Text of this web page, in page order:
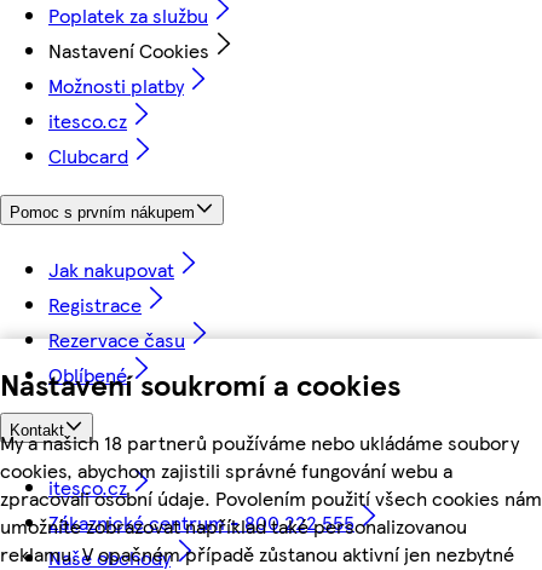
Nastavení soukromí a cookies
My a našich 18 partnerů používáme nebo ukládáme soubory
cookies, abychom zajistili správné fungování webu a
zpracovali osobní údaje. Povolením použití všech cookies nám
umožníte zobrazovat například také personalizovanou
reklamu. V opačném případě zůstanou aktivní jen nezbytné
Poplatek za službu
Nastavení Cookies
Možnosti platby
itesco.cz
Clubcard
Pomoc s prvním nákupem
Jak nakupovat
Registrace
Rezervace času
Oblíbené
Kontakt
itesco.cz
Zákaznické centrum - 800 222 555
Naše obchody